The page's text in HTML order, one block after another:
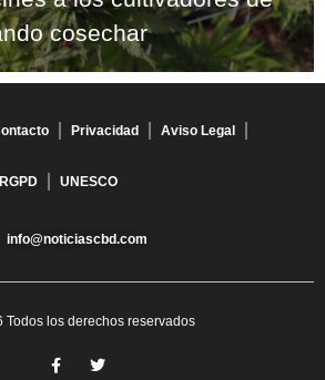
cosechar
Privacidad Aviso Legal
UNESCO
info@noticiascbd.com
Todos los derechos reservados